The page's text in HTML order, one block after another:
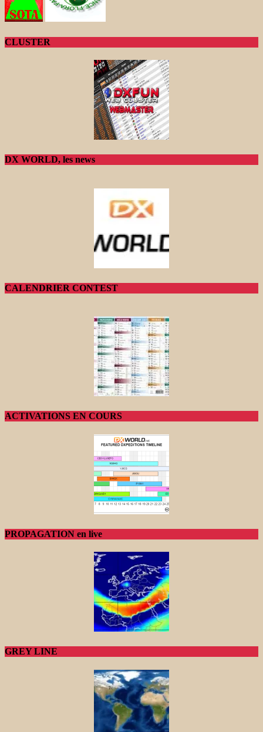
CLUSTER
DX WORLD, les news
CALENDRIER CONTEST
ACTIVATIONS EN COURS
PROPAGATION en live
GREY LINE